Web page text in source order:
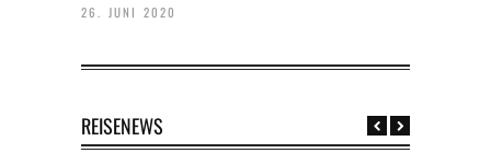
26. JUNI 2020
REISENEWS